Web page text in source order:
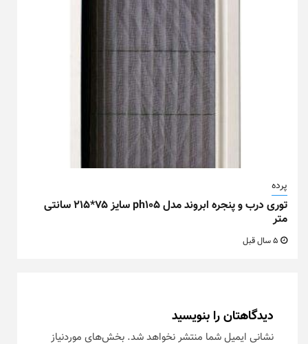
پرده
توری درب و پنجره ابروند مدل ph105 سایز ۷۵*۲۱۵ سانتی
متر
دیدگاهتان را بنویسید
نشانی ایمیل شما منتشر نخواهد شد. بخش‌های موردنیاز